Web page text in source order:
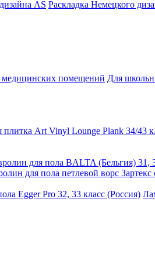
AS Раскладка Немецкого
помещений Для
плитка Art Vinyl Lounge Plank 34/43
для пола BALTA (Бельгия) 31,
для пола петлевой ворс
Egger Pro 32, 33 класс (Россия)